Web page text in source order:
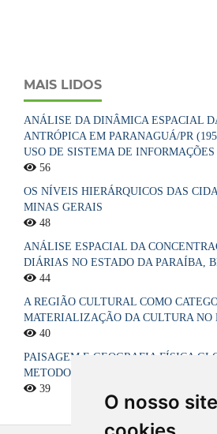
O nosso
MAIS LIDOS
ANÁLISE DA DINÂMICA ESPACIAL
ANTRÓPICA EM PARANAGUÁ/PR
USO DE SISTEMA DE
56
OS NÍVEIS HIERÁRQUICOS DAS
MINAS GERAIS
48
ANÁLISE ESPACIAL DA
DIÁRIAS NO ESTADO DA PARAÍBA,
44
A REGIÃO CULTURAL COMO
MATERIALIZAÇÃO DA CULTURA NO
40
PAISAGEM E GEOGRAFIA FÍSICA
METODOLÓGICO
39